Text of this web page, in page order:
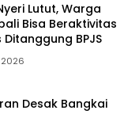
Lutut, Warga
Bisa Beraktivitas
BPJS
Desak Bangkai